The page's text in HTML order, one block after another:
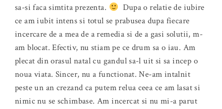
sa-si faca simtita prezenta.
Dupa o relatie de iubire
ce am iubit intens si totul se prabusea dupa fiecare
incercare de a mea de a remedia si de a gasi solutii, m-
am blocat. Efectiv, nu stiam pe ce drum sa o iau. Am
plecat din orasul natal cu gandul sa-l uit si sa incep o
noua viata. Sincer, nu a functionat. Ne-am intalnit
peste un an crezand ca putem relua ceea ce am lasat si
nimic nu se schimbase. Am incercat si nu mi-a parut